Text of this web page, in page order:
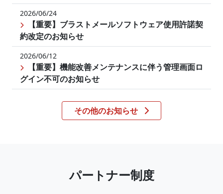
2026/06/24
【重要】ブラストメールソフトウェア使用許諾契
約改定のお知らせ
2026/06/12
【重要】機能改善メンテナンスに伴う管理画面ロ
グイン不可のお知らせ
その他のお知らせ
パートナー制度